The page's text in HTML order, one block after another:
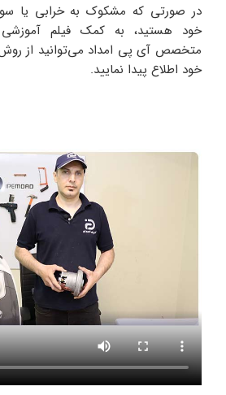
در صورتی که مشکوک به خرابی یا
خود هستید، به کمک فیلم
متخصص آی پی امداد می‌توانید از
خود اطلاع پیدا نمایید.